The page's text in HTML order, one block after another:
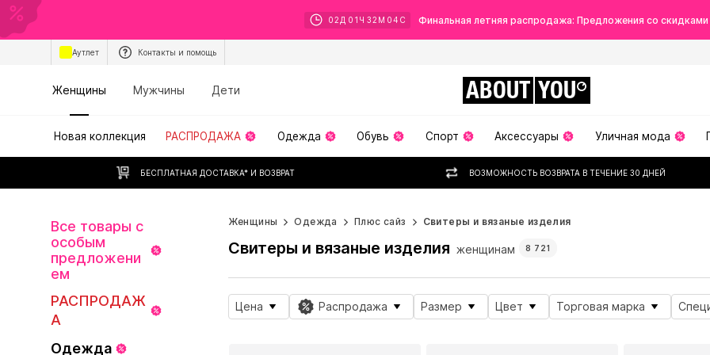
02 Д 01 Ч 32 М 02 С Финальная летняя распродажа: Предложения со
Аутлет Контакты и помощь
Женщины Мужчины Дети ABOUT YOU
Новая коллекция РАСПРОДАЖА Одежда Обувь Спорт Аксессуары Уличная мода
БЕСПЛАТНАЯ ДОСТАВКА* И ВОЗВРАТ ВОЗМОЖНОСТЬ ВОЗВРАТА В ТЕЧЕНИЕ 30 ДНЕЙ
Все товары с
особым
предложени
ем
РАСПРОДАЖ
А
Одежда
Женщины Одежда Плюс сайз Свитеры и вязаные изделия
Свитеры и вязаные изделия женщинам 8 721
Цена Распродажа Размер Цвет Торговая марка